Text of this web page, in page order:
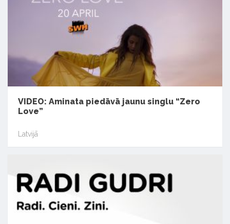
VIDEO: Aminata piedāvā jaunu singlu “Zero
Love”
Latvijā